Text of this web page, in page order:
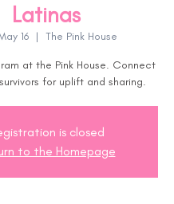
Latinas
16
  |
The Pink House
at the Pink House. Connect
for uplift and sharing.
is closed
to the Homepage